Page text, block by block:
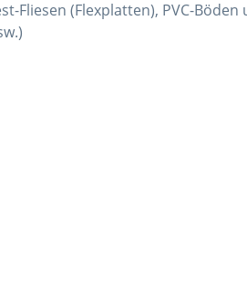
Fliesen (Flexplatten), PVC-Böden